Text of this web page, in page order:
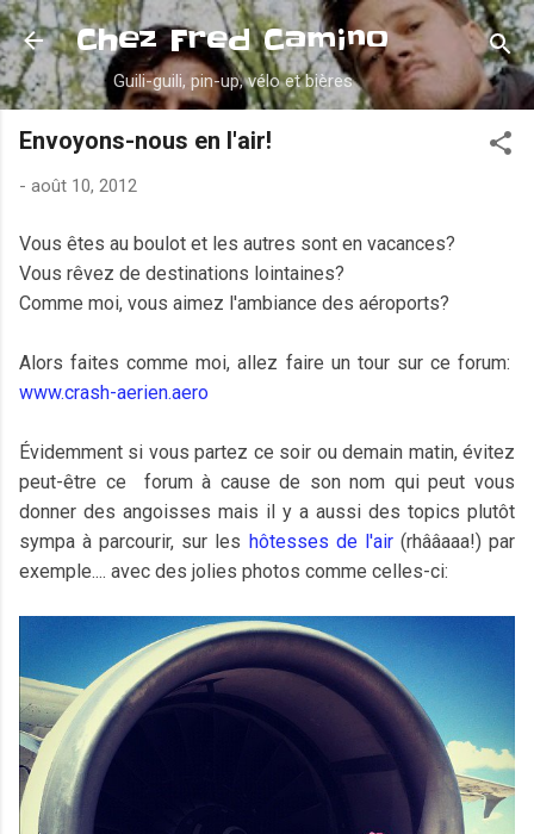
Accéder au contenu principal
Chez Fred Camino
Guili-guili, pin-up, vélo et bières
Envoyons-nous en l'air!
- août 10, 2012
Vous êtes au boulot et les autres sont en vacances?
Vous rêvez de destinations lointaines?
Comme moi, vous aimez l'ambiance des aéroports?
Alors faites comme moi, allez faire un tour sur ce forum:
www.crash-aerien.aero
Évidemment si vous partez ce soir ou demain matin, évitez
peut-être ce forum à cause de son nom qui peut vous
donner des angoisses mais il y a aussi des topics plutôt
sympa à parcourir, sur les hôtesses de l'air(rhââaaa!) par
exemple.... avec des jolies photos comme celles-ci: